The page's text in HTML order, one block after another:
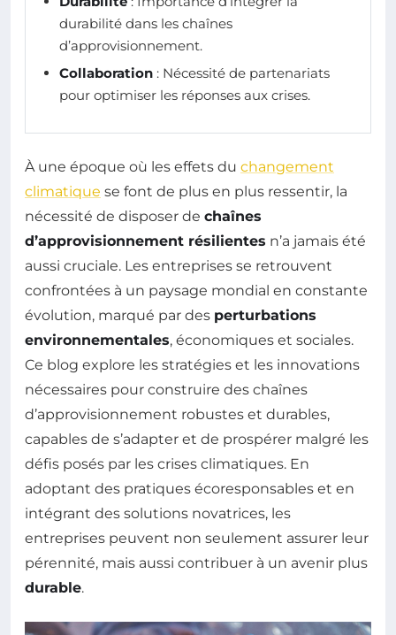
durabilité dans les chaînes
d’approvisionnement.
Collaboration : Nécessité de partenariats
pour optimiser les réponses aux crises.
À une époque où les effets du changement
climatique se font de plus en plus ressentir, la
nécessité de disposer de chaînes
d’approvisionnement résilientes n’a jamais été
aussi cruciale. Les entreprises se retrouvent
confrontées à un paysage mondial en constante
évolution, marqué par des perturbations
environnementales, économiques et sociales.
Ce blog explore les stratégies et les innovations
nécessaires pour construire des chaînes
d’approvisionnement robustes et durables,
capables de s’adapter et de prospérer malgré les
défis posés par les crises climatiques. En
adoptant des pratiques écoresponsables et en
intégrant des solutions novatrices, les
entreprises peuvent non seulement assurer leur
pérennité, mais aussi contribuer à un avenir plus
durable.